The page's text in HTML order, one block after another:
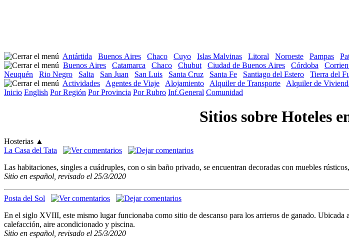
Antártida Buenos Aires Chaco Cuyo Islas Malvinas Litoral Noroeste Pampas
Buenos Aires
Catamarca Chaco Chubut Ciudad de Buenos Aires Córdoba
Neuquén
Rio Negro Salta San Juan San Luis Santa Cruz Santa Fe Santiago del Estero Tierra del
Actividades
Agentes de Viaje Alojamiento Alquiler de Transporte Alquiler de
Inicio English Por Región Por Provincia Por Rubro Inf.General Comunidad
Sitios sobre Hoteles
Hosterias ▲
La Casa del Tata
Las habitaciones, singles a cuádruples, con o sin baño privado, se encuentran decoradas con muebles
Sitio en español, revisado el 25/3/2020
Posta del Sol
En el siglo XVIII, este mismo lugar funcionaba como sitio de descanso para los arrieros de ganado.
calefacción, aire acondicionado y piscina.
Sitio en español, revisado el 25/3/2020